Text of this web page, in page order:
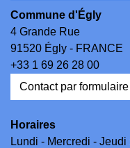
Commune d'Égly
4 Grande Rue
91520 Égly - FRANCE
+33 1 69 26 28 00
Contact par formulaire
Horaires
Lundi - Mercredi -